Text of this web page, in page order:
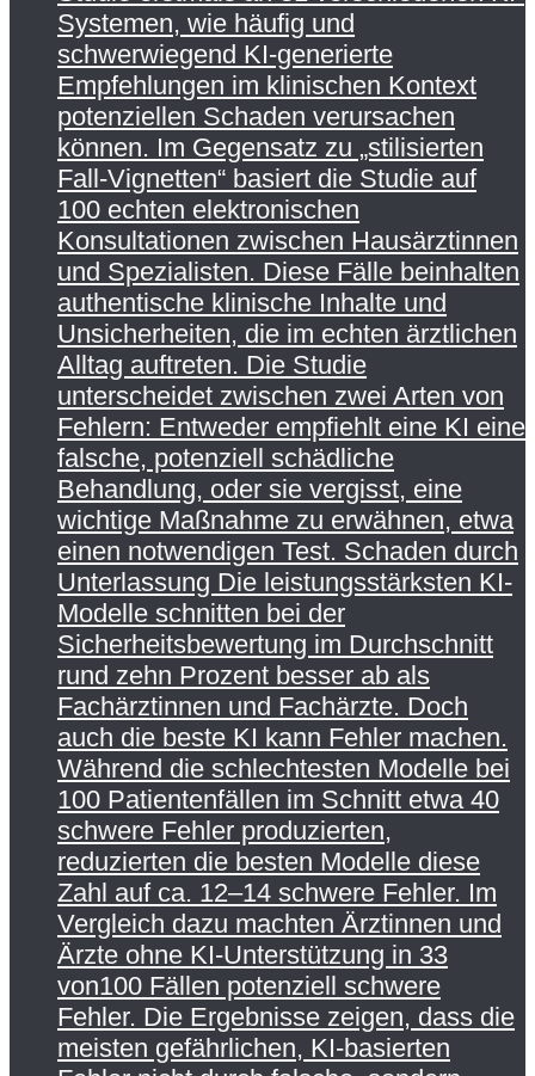
Systemen, wie häufig und
schwerwiegend KI-generierte
Empfehlungen im klinischen Kontext
potenziellen Schaden verursachen
können. Im Gegensatz zu „stilisierten
Fall-Vignetten“ basiert die Studie auf
100 echten elektronischen
Konsultationen zwischen Hausärztinnen
und Spezialisten. Diese Fälle beinhalten
authentische klinische Inhalte und
Unsicherheiten, die im echten ärztlichen
Alltag auftreten. Die Studie
unterscheidet zwischen zwei Arten von
Fehlern: Entweder empfiehlt eine KI eine
falsche, potenziell schädliche
Behandlung, oder sie vergisst, eine
wichtige Maßnahme zu erwähnen, etwa
einen notwendigen Test. Schaden durch
Unterlassung Die leistungsstärksten KI-
Modelle schnitten bei der
Sicherheitsbewertung im Durchschnitt
rund zehn Prozent besser ab als
Fachärztinnen und Fachärzte. Doch
auch die beste KI kann Fehler machen.
Während die schlechtesten Modelle bei
100 Patientenfällen im Schnitt etwa 40
schwere Fehler produzierten,
reduzierten die besten Modelle diese
Zahl auf ca. 12–14 schwere Fehler. Im
Vergleich dazu machten Ärztinnen und
Ärzte ohne KI-Unterstützung in 33
von100 Fällen potenziell schwere
Fehler. Die Ergebnisse zeigen, dass die
meisten gefährlichen, KI-basierten